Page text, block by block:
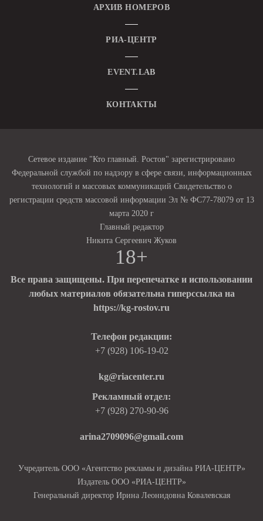
АРХИВ НОМЕРОВ
РИА-ЦЕНТР
EVENT.LAB
КОНТАКТЫ
Сетевое издание "Кто главный. Ростов" зарегистрировано
Федеральной службой по надзору в сфере связи, информационных
технологий и массовых коммуникаций Свидетельство о
регистрации средств массовой информации Эл № ФС77-78079 от 13
марта 2020 г
Главный редактор
Никита Сергеевич Жуков
18+
Все права защищены. При перепечатке и использовании
любых материалов обязательна гиперссылка на
https://kg-rostov.ru
Телефон редакции:
+7 (928) 106-19-02
kg@riacenter.ru
Рекламный отдел:
+7 (928) 270-90-96
arina2709096@gmail.com
Учредитель ООО «Агентство рекламы и дизайна РИА-ЦЕНТР»
Издатель ООО «РИА-ЦЕНТР»
Генеральный директор Ирина Леонидовна Ковалевская